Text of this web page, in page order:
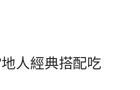
人經典搭配吃